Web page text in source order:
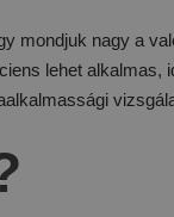
mondjuk nagy a
lehet alkalmas,